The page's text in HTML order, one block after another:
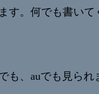
す。何でも書いて
、auでも見られ